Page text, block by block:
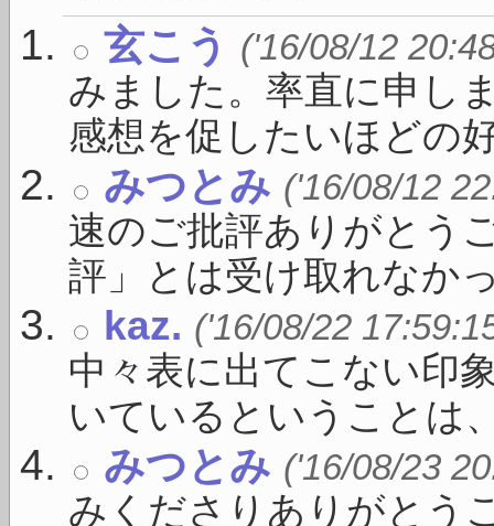
玄こう ('16/08/12
みました。率直に申し
感想を促したいほどの
みつとみ ('16/08/12
速のご批評ありがとう
評」とは受け取れなか
kaz. ('16/08/22
中々表に出てこない印
いているということは
みつとみ ('16/08/23
みくださりありがとう